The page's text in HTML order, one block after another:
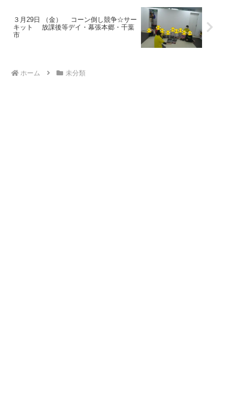
３月29日 （金） コーン倒し競争☆サー
キット 放課後等デイ・幕張本郷・千葉
市
ホーム 未分類